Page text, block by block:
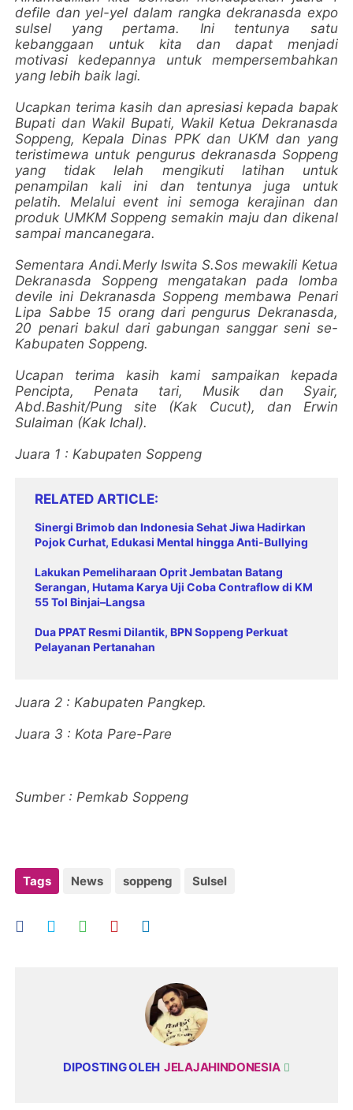
defile dan yel-yel dalam rangka dekranasda expo
sulsel yang pertama. Ini tentunya satu
kebanggaan untuk kita dan dapat menjadi
motivasi kedepannya untuk mempersembahkan
yang lebih baik lagi.
Ucapkan terima kasih dan apresiasi kepada bapak
Bupati dan Wakil Bupati, Wakil Ketua Dekranasda
Soppeng, Kepala Dinas PPK dan UKM dan yang
teristimewa untuk pengurus dekranasda Soppeng
yang tidak lelah mengikuti latihan untuk
penampilan kali ini dan tentunya juga untuk
pelatih. Melalui event ini semoga kerajinan dan
produk UMKM Soppeng semakin maju dan dikenal
sampai mancanegara.
Sementara Andi.Merly Iswita S.Sos mewakili Ketua
Dekranasda Soppeng mengatakan pada lomba
devile ini Dekranasda Soppeng membawa Penari
Lipa Sabbe 15 orang dari pengurus Dekranasda,
20 penari bakul dari gabungan sanggar seni se-
Kabupaten Soppeng.
Ucapan terima kasih kami sampaikan kepada
Pencipta, Penata tari, Musik dan Syair,
Abd.Bashit/Pung site (Kak Cucut), dan Erwin
Sulaiman (Kak Ichal).
Juara 1 : Kabupaten Soppeng
RELATED ARTICLE
Sinergi Brimob dan Indonesia Sehat Jiwa Hadirkan
Pojok Curhat, Edukasi Mental hingga Anti-Bullying
Lakukan Pemeliharaan Oprit Jembatan Batang
Serangan, Hutama Karya Uji Coba Contraflow di KM
55 Tol Binjai–Langsa
Dua PPAT Resmi Dilantik, BPN Soppeng Perkuat
Pelayanan Pertanahan
Juara 2 : Kabupaten Pangkep.
Juara 3 : Kota Pare-Pare
Sumber : Pemkab Soppeng
Tags News soppeng Sulsel
DIPOSTING OLEH JELAJAHINDONESIA